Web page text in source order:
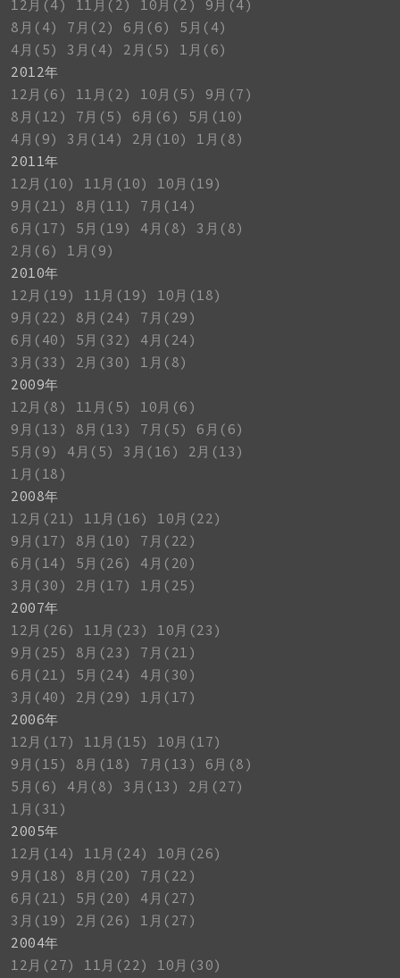
12月(4)
11月(2) 10月(2)
9月(4)
8月(4)
7月(2) 6月(6)
5月(4)
4月(5)
3月(4) 2月(5)
1月(6)
2012年
12月(6)
11月(2) 10月(5)
9月(7)
8月(12)
7月(5) 6月(6)
5月(10)
4月(9)
3月(14) 2月(10)
1月(8)
2011年
12月(10)
11月(10)
10月(19)
9月(21)
8月(11)
7月(14)
6月(17)
5月(19) 4月(8)
3月(8)
2月(6)
1月(9)
2010年
12月(19)
11月(19)
10月(18)
9月(22)
8月(24)
7月(29)
6月(40)
5月(32)
4月(24)
3月(33)
2月(30)
1月(8)
2009年
12月(8)
11月(5)
10月(6)
9月(13)
8月(13) 7月(5)
6月(6)
5月(9)
4月(5) 3月(16)
2月(13)
1月(18)
2008年
12月(21)
11月(16)
10月(22)
9月(17)
8月(10)
7月(22)
6月(14)
5月(26)
4月(20)
3月(30)
2月(17)
1月(25)
2007年
12月(26)
11月(23)
10月(23)
9月(25)
8月(23)
7月(21)
6月(21)
5月(24)
4月(30)
3月(40)
2月(29)
1月(17)
2006年
12月(17)
11月(15)
10月(17)
9月(15)
8月(18) 7月(13)
6月(8)
5月(6)
4月(8) 3月(13)
2月(27)
1月(31)
2005年
12月(14)
11月(24)
10月(26)
9月(18)
8月(20)
7月(22)
6月(21)
5月(20)
4月(27)
3月(19)
2月(26)
1月(27)
2004年
12月(27)
11月(22) 10月(30)